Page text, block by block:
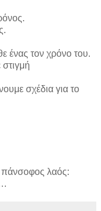
ένας τον χρόνο του.
σχέδια για το
πάνσοφος λαός: